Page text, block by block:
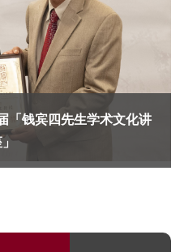
「钱宾四先生学术文化讲